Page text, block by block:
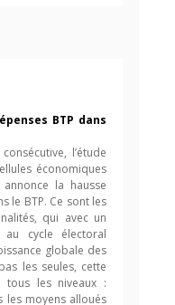
BTP dans
l’étude
économiques
la hausse
le BTP. Ce sont les
qui avec un
cycle électoral
globale des
les seules, cette
tous les niveaux :
les moyens alloués